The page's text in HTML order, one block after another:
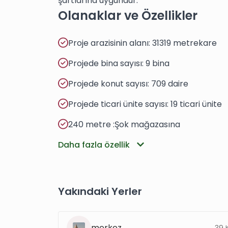
Olanaklar ve Özellikler
Proje arazisinin alanı: 31319 metrekare
Projede bina sayısı: 9 bina
Projede konut sayısı: 709 daire
Projede ticari ünite sayısı: 19 ticari ünite
240 metre :Şok mağazasına
Daha fazla özellik
Yakındaki Yerler